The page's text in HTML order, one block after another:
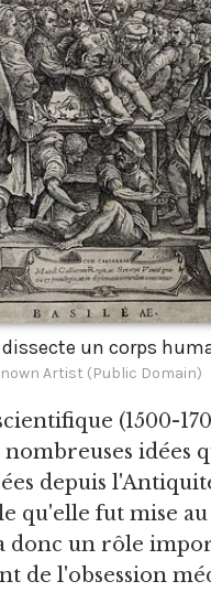
dissecte un corps
Artist (Public Domain)
(1500-
idées
depuis
qu'elle fut mise
donc un rôle
de l'obsession